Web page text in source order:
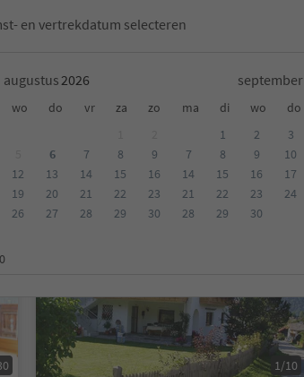
en vertrekdatum selecteren
augustus september
wo do vr za zo ma di wo do
6 7 8
9
12 13 14 15
16
19 20 21 22
23
26 27 28 29
30
1 2 3
7
8 9 10
14
15 16 17
21
22 23 24
28
29 30
0
Type catering Duurzame accommodatie
1/10